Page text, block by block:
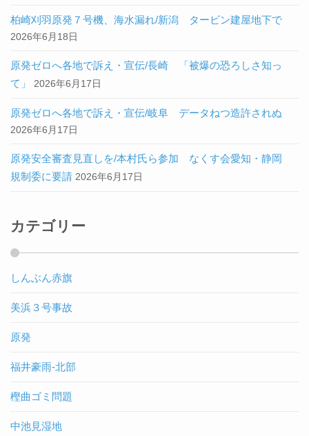
柏崎刈羽原発７号機、海水漏れ/新潟 タービン建屋地下で
2026年6月18日
原発ゼロへ各地で訴え・宣伝/長崎 「被爆の恐ろしさ知っ
て」
2026年6月17日
原発ゼロへ各地で訴え・宣伝/岐阜 データねつ造許されぬ
2026年6月17日
原発安全審査見直しを/本村氏ら参加 なくす会愛知・静岡
規制委に要請 2026年6月17日
カテゴリー
しんぶん赤旗
美浜３号事故
原発
福井豪雨-北部
樫曲ゴミ問題
中池見湿地